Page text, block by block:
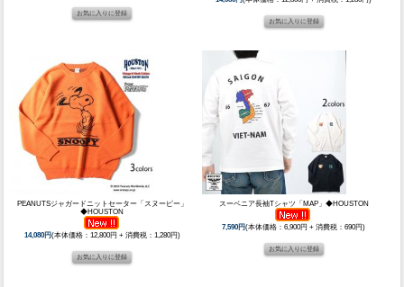
PEANUTSジャガードニットセーター「スヌーピー」
◆HOUSTON
14,080円(本体価格：12,800円 + 消費税：1,280円)
スーベニア長袖Tシャツ「MAP」◆HOUSTON
7,590円(本体価格：6,900円 + 消費税：690円)